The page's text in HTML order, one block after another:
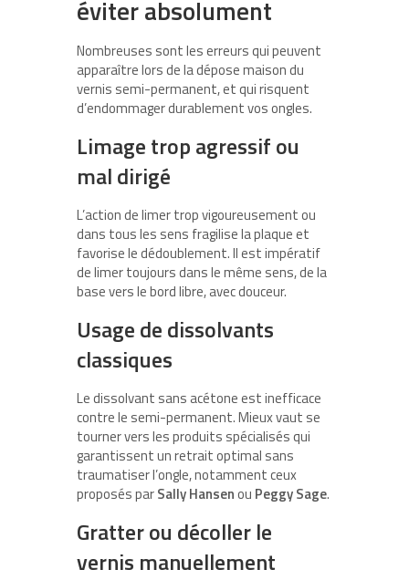
éviter absolument
Nombreuses sont les erreurs qui peuvent
apparaître lors de la dépose maison du
vernis semi-permanent, et qui risquent
d’endommager durablement vos ongles.
Limage trop agressif ou
mal dirigé
L’action de limer trop vigoureusement ou
dans tous les sens fragilise la plaque et
favorise le dédoublement. Il est impératif
de limer toujours dans le même sens, de la
base vers le bord libre, avec douceur.
Usage de dissolvants
classiques
Le dissolvant sans acétone est inefficace
contre le semi-permanent. Mieux vaut se
tourner vers les produits spécialisés qui
garantissent un retrait optimal sans
traumatiser l’ongle, notamment ceux
proposés parSally Hansenou Peggy Sage.
Gratter ou décoller le
vernis manuellement